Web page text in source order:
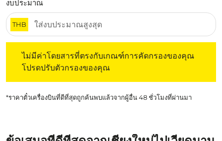
งบประมาณ
THB
ไม่มีค่าโดยสารที่ตรงกับเกณฑ์การคัดกรองของคุณ
โปรดปรับตัวกรองของคุณ
*ราคาตั๋วเครื่องบินที่ดีที่สุดถูกค้นพบแล้วจากผู้อื่น 48 ชั่วโมงที่ผ่านมา